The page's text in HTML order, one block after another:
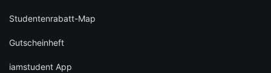
Studentenrabatt-Map
Gutscheinheft
iamstudent App